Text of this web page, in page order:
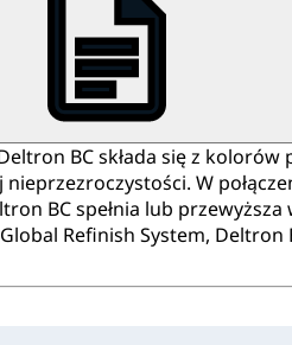
BC składa się z
nieprzezroczystości. W
BC spełnia lub
Refinish System, Deltron